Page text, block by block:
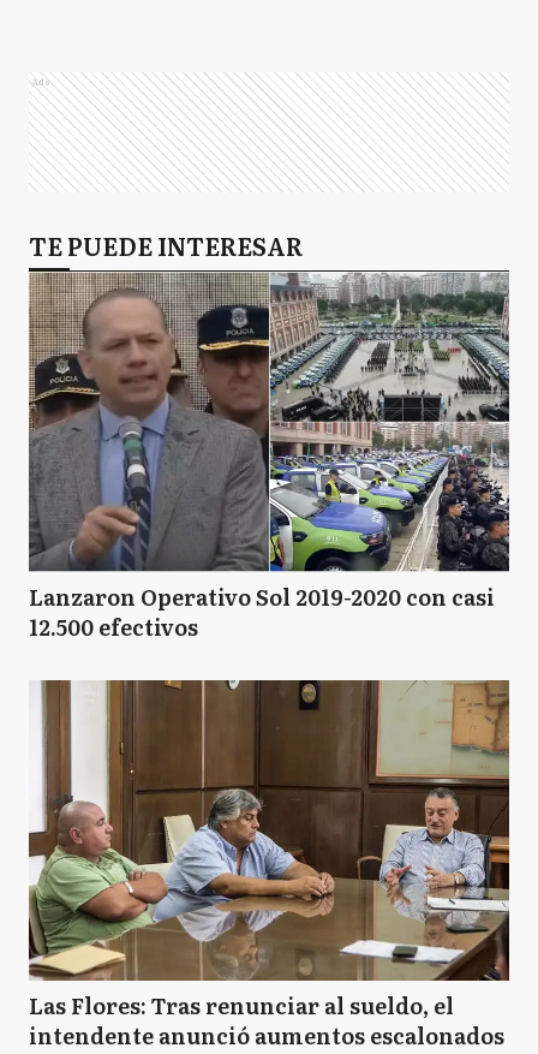
Ads
TE PUEDE INTERESAR
Lanzaron Operativo Sol 2019-2020 con casi
12.500 efectivos
Las Flores: Tras renunciar al sueldo, el
intendente anunció aumentos escalonados